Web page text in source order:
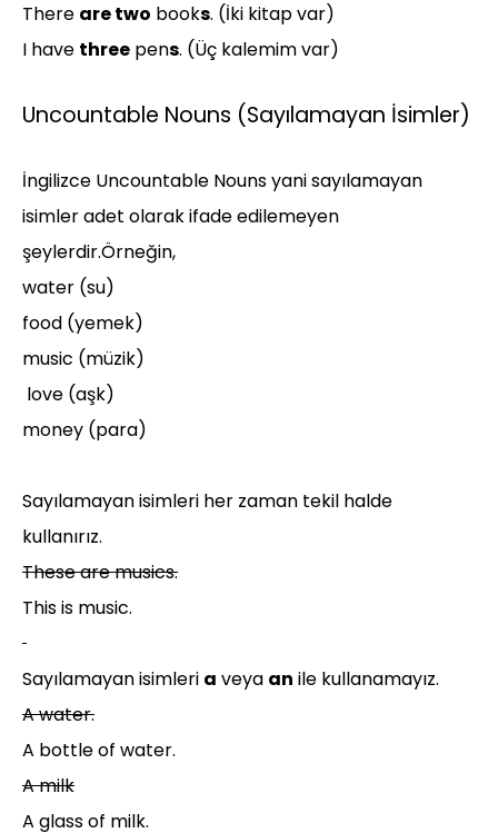
There are two books. (İki kitap var)
I have three pens. (Üç kalemim var)
Uncountable Nouns (Sayılamayan İsimler)
İngilizce Uncountable Nouns yani sayılamayan
isimler adet olarak ifade edilemeyen
şeylerdir.Örneğin,
water (su)
food (yemek)
music (müzik)
love (aşk)
money (para)
Sayılamayan isimleri her zaman tekil halde
kullanırız.
These are musics.
This is music.
Sayılamayan isimleri a veya an ile kullanamayız.
A water.
A bottle of water.
A milk
A glass of milk.